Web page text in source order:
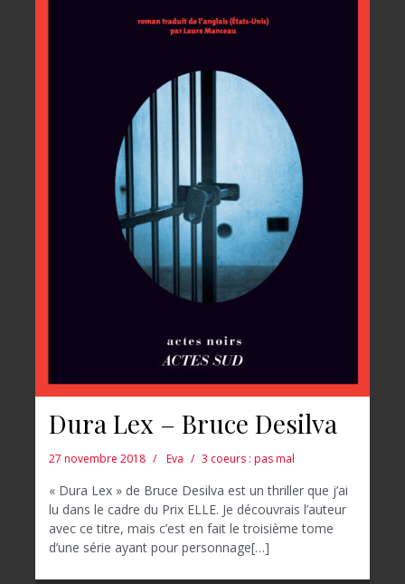
Dura Lex – Bruce Desilva
27 novembre 2018 Eva 3 coeurs : pas mal
« Dura Lex » de Bruce Desilva est un thriller que j’ai
lu dans le cadre du Prix ELLE. Je découvrais l’auteur
avec ce titre, mais c’est en fait le troisième tome
d’une série ayant pour personnage[…]